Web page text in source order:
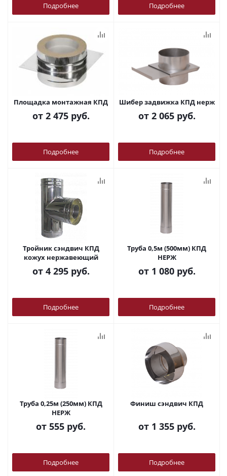
Подробнее Подробнее
Площадка монтажная КПД
от 2 475 руб.
Подробнее
Шибер задвижка КПД нерж
от 2 065 руб.
Подробнее
Тройник сэндвич КПД
кожух нержавеющий
от 4 295 руб.
Подробнее
Труба 0,5м (500мм) КПД
НЕРЖ
от 1 080 руб.
Подробнее
Труба 0,25м (250мм) КПД
НЕРЖ
от 555 руб.
Подробнее
Финиш сэндвич КПД
от 1 355 руб.
Подробнее